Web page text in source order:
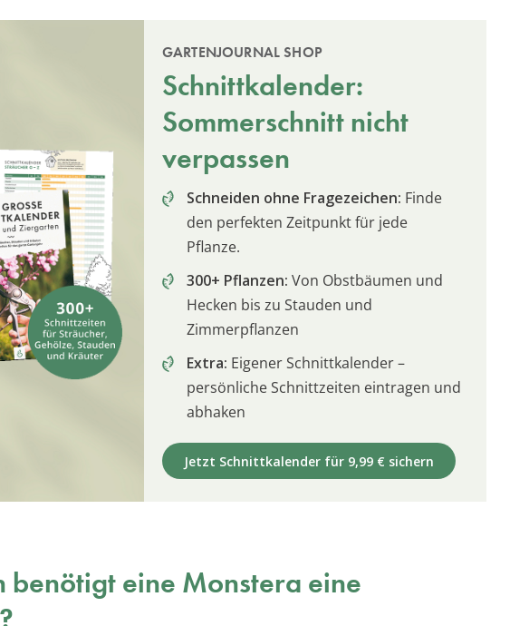
GARTENJOURNAL SHOP
Schnittkalender:
Sommerschnitt nicht
verpassen
Schneiden ohne Fragezeichen: Finde
den perfekten Zeitpunkt für jede
Pflanze.
300+ Pflanzen: Von Obstbäumen und
Hecken bis zu Stauden und
Zimmerpflanzen
Extra: Eigener Schnittkalender –
persönliche Schnittzeiten eintragen und
abhaken
Jetzt Schnittkalender für 9,99 € sichern
benötigt eine Monstera eine